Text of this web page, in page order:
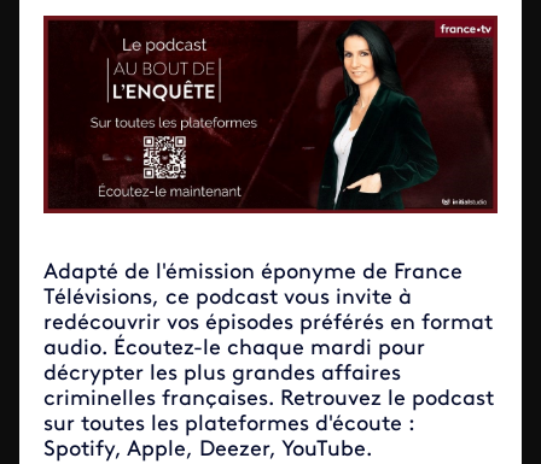
Adapté de l'émission éponyme de France
Télévisions, ce podcast vous invite à
redécouvrir vos épisodes préférés en format
audio. Écoutez-le chaque mardi pour
décrypter les plus grandes affaires
criminelles françaises. Retrouvez le podcast
sur toutes les plateformes d'écoute :
Spotify, Apple, Deezer, YouTube.